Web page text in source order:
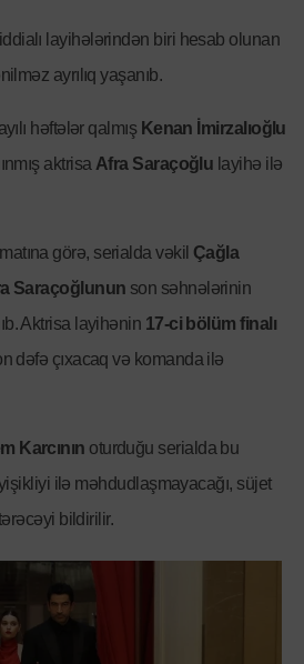
layihələrindən biri hesab olunan
ayrılıq yaşanıb.
həftələr qalmış Kenan İmirzalıoğlu
aktrisaAfra Saraçoğlu layihə ilə
görə, serialda vəkil Çağla
Saraçoğlunun son səhnələrinin
Aktrisa layihənin 17-ci bölüm finalı
dəfə çıxacaq və komanda ilə
Karcının oturduğu serialda bu
ilə məhdudlaşmayacağı, süjet
bildirilir.